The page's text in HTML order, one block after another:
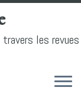
travers les revues